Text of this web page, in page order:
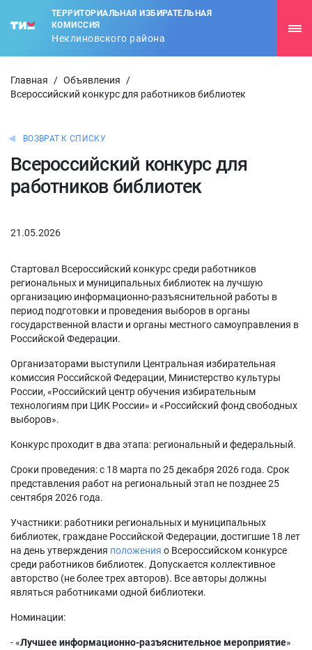
ТЕРРИТОРИАЛЬНАЯ ИЗБИРАТЕЛЬНАЯ
КОМИССИЯ
Неклиновского района
Главная / Объявления
/
Всероссийский конкурс для работников библиотек
ВОЗВРАТ К СПИСКУ
Всероссийский конкурс для
работников библиотек
21.05.2026
Стартовал Всероссийский конкурс среди работников
региональных и муниципальных библиотек на лучшую
организацию информационно-разъяснительной работы в
период подготовки и проведения выборов в органы
государственной власти и органы местного самоуправления в
Российской Федерации.
Организаторами выступили Центральная избирательная
комиссия Российской Федерации, Министерство культуры
России, «Российский центр обучения избирательным
технологиям при ЦИК России» и «Российский фонд свободных
выборов».
Конкурс проходит в два этапа: региональный и федеральный.
Сроки проведения: с 18 марта по 25 декабря 2026 года. Срок
представления работ на региональный этап не позднее 25
сентября 2026 года.
Участники: работники региональных и муниципальных
библиотек, граждане Российской Федерации, достигшие 18 лет
на день утверждения положения о Всероссийском конкурсе
среди работников библиотек. Допускается коллективное
авторство (не более трех авторов). Все авторы должны
являться работниками одной библиотеки.
Номинации:
- «Лучшее информационно-разъяснительное мероприятие»